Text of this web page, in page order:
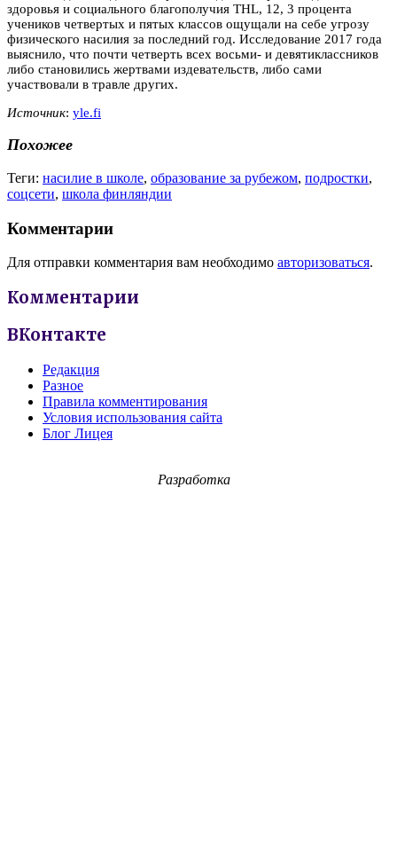
здоровья и социального благополучия THL, 12, 3 процента
учеников четвертых и пятых классов ощущали на себе угрозу
физического насилия за последний год. Исследование 2017 года
выяснило, что почти четверть всех восьми- и девятиклассников
либо становились жертвами издевательств, либо сами
участвовали в травле других.
Источник: yle.fi
Похожее
Теги: насилие в школе, образование за рубежом, подростки,
соцсети, школа финляндии
Комментарии
Для отправки комментария вам необходимо авторизоваться.
Комментарии
ВКонтакте
Редакция
Разное
Правила комментирования
Условия использования сайта
Блог Лицея
Разработка